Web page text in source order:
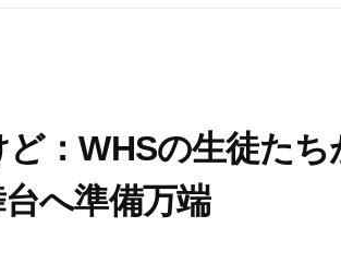
：WHSの生徒たち
へ準備万端